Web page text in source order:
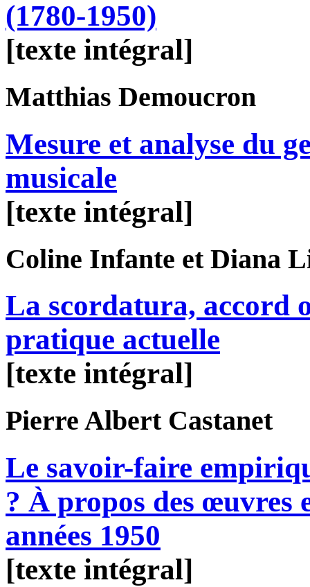
(1780-1950)
[texte intégral]
Matthias Demoucron
Mesure et analyse du
musicale
[texte intégral]
Coline Infante et Diana
La scordatura, accord
pratique actuelle
[texte intégral]
Pierre Albert Castanet
Le savoir-faire
? À propos des œuvres
années 1950
[texte intégral]